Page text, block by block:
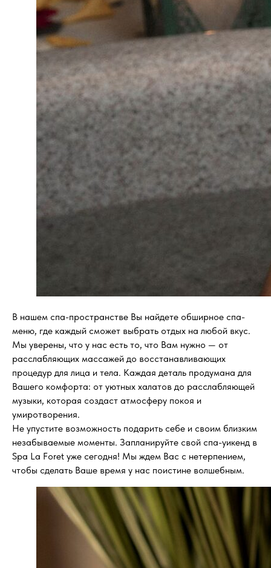
В нашем спа-пространстве Вы найдете обширное спа-
меню, где каждый сможет выбрать отдых на любой вкус.
Мы уверены, что у нас есть то, что Вам нужно — от
расслабляющих массажей до восстанавливающих
процедур для лица и тела. Каждая деталь продумана для
Вашего комфорта: от уютных халатов до расслабляющей
музыки, которая создаст атмосферу покоя и
умиротворения.
Не упустите возможность подарить себе и своим близким
незабываемые моменты. Запланируйте свой спа-уикенд в
Spa La Foret уже сегодня! Мы ждем Вас с нетерпением,
чтобы сделать Ваше время у нас поистине волшебным.